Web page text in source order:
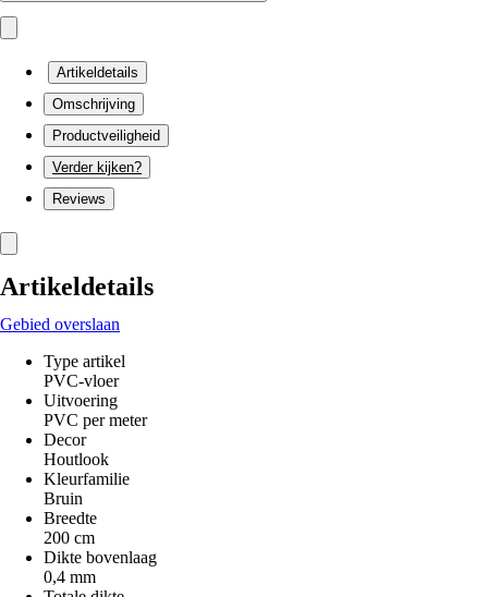
Artikeldetails
Omschrijving
Productveiligheid
Verder kijken?
Reviews
Artikeldetails
Gebied overslaan
Type artikel
PVC-vloer
Uitvoering
PVC per meter
Decor
Houtlook
Kleurfamilie
Bruin
Breedte
200 cm
Dikte bovenlaag
0,4 mm